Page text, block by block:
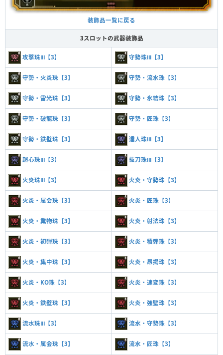
装飾品一覧に戻る
3スロットの武器装飾品
攻撃珠Ⅲ【3】 守勢珠Ⅲ【3】
守勢・火炎珠【3】 守勢・流水珠【3】
守勢・雷光珠【3】 守勢・氷結珠【3】
守勢・破龍珠【3】 守勢・匠珠【3】
守勢・鉄壁珠【3】 達人珠Ⅲ【3】
超心珠Ⅲ【3】 抜刀珠Ⅲ【3】
火炎珠Ⅲ【3】 火炎・守勢珠【3】
火炎・属会珠【3】 火炎・匠珠【3】
火炎・業物珠【3】 火炎・射法珠【3】
火炎・初弾珠【3】 火炎・積弾珠【3】
火炎・集中珠【3】 火炎・昂揚珠【3】
火炎・KO珠【3】 火炎・速変珠【3】
火炎・鉄壁珠【3】 火炎・強壁珠【3】
流水珠Ⅲ【3】 流水・守勢珠【3】
流水・属会珠【3】 流水・匠珠【3】